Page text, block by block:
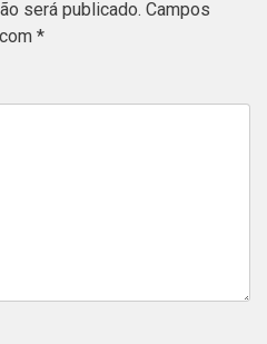
será publicado. Campos
*